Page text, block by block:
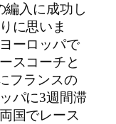
編入に成功し
に思いま
ーロッパで
スコーチと
フランスの
パに3週間滞
国でレース